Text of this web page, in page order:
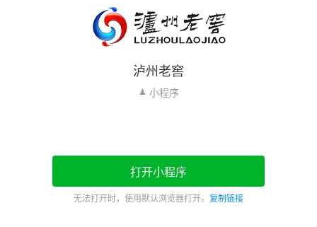
泸州老窖
小程序
打开小程序
无法打开时，使用默认浏览器打开。 复制链接